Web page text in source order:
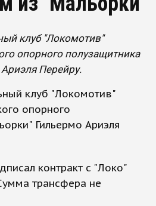
клуб "Локомотив"
опорного полузащитника
Перейру.
клуб "Локомотив"
опорного
Гильермо Ариэля
контракт с "Локо"
трансфера не